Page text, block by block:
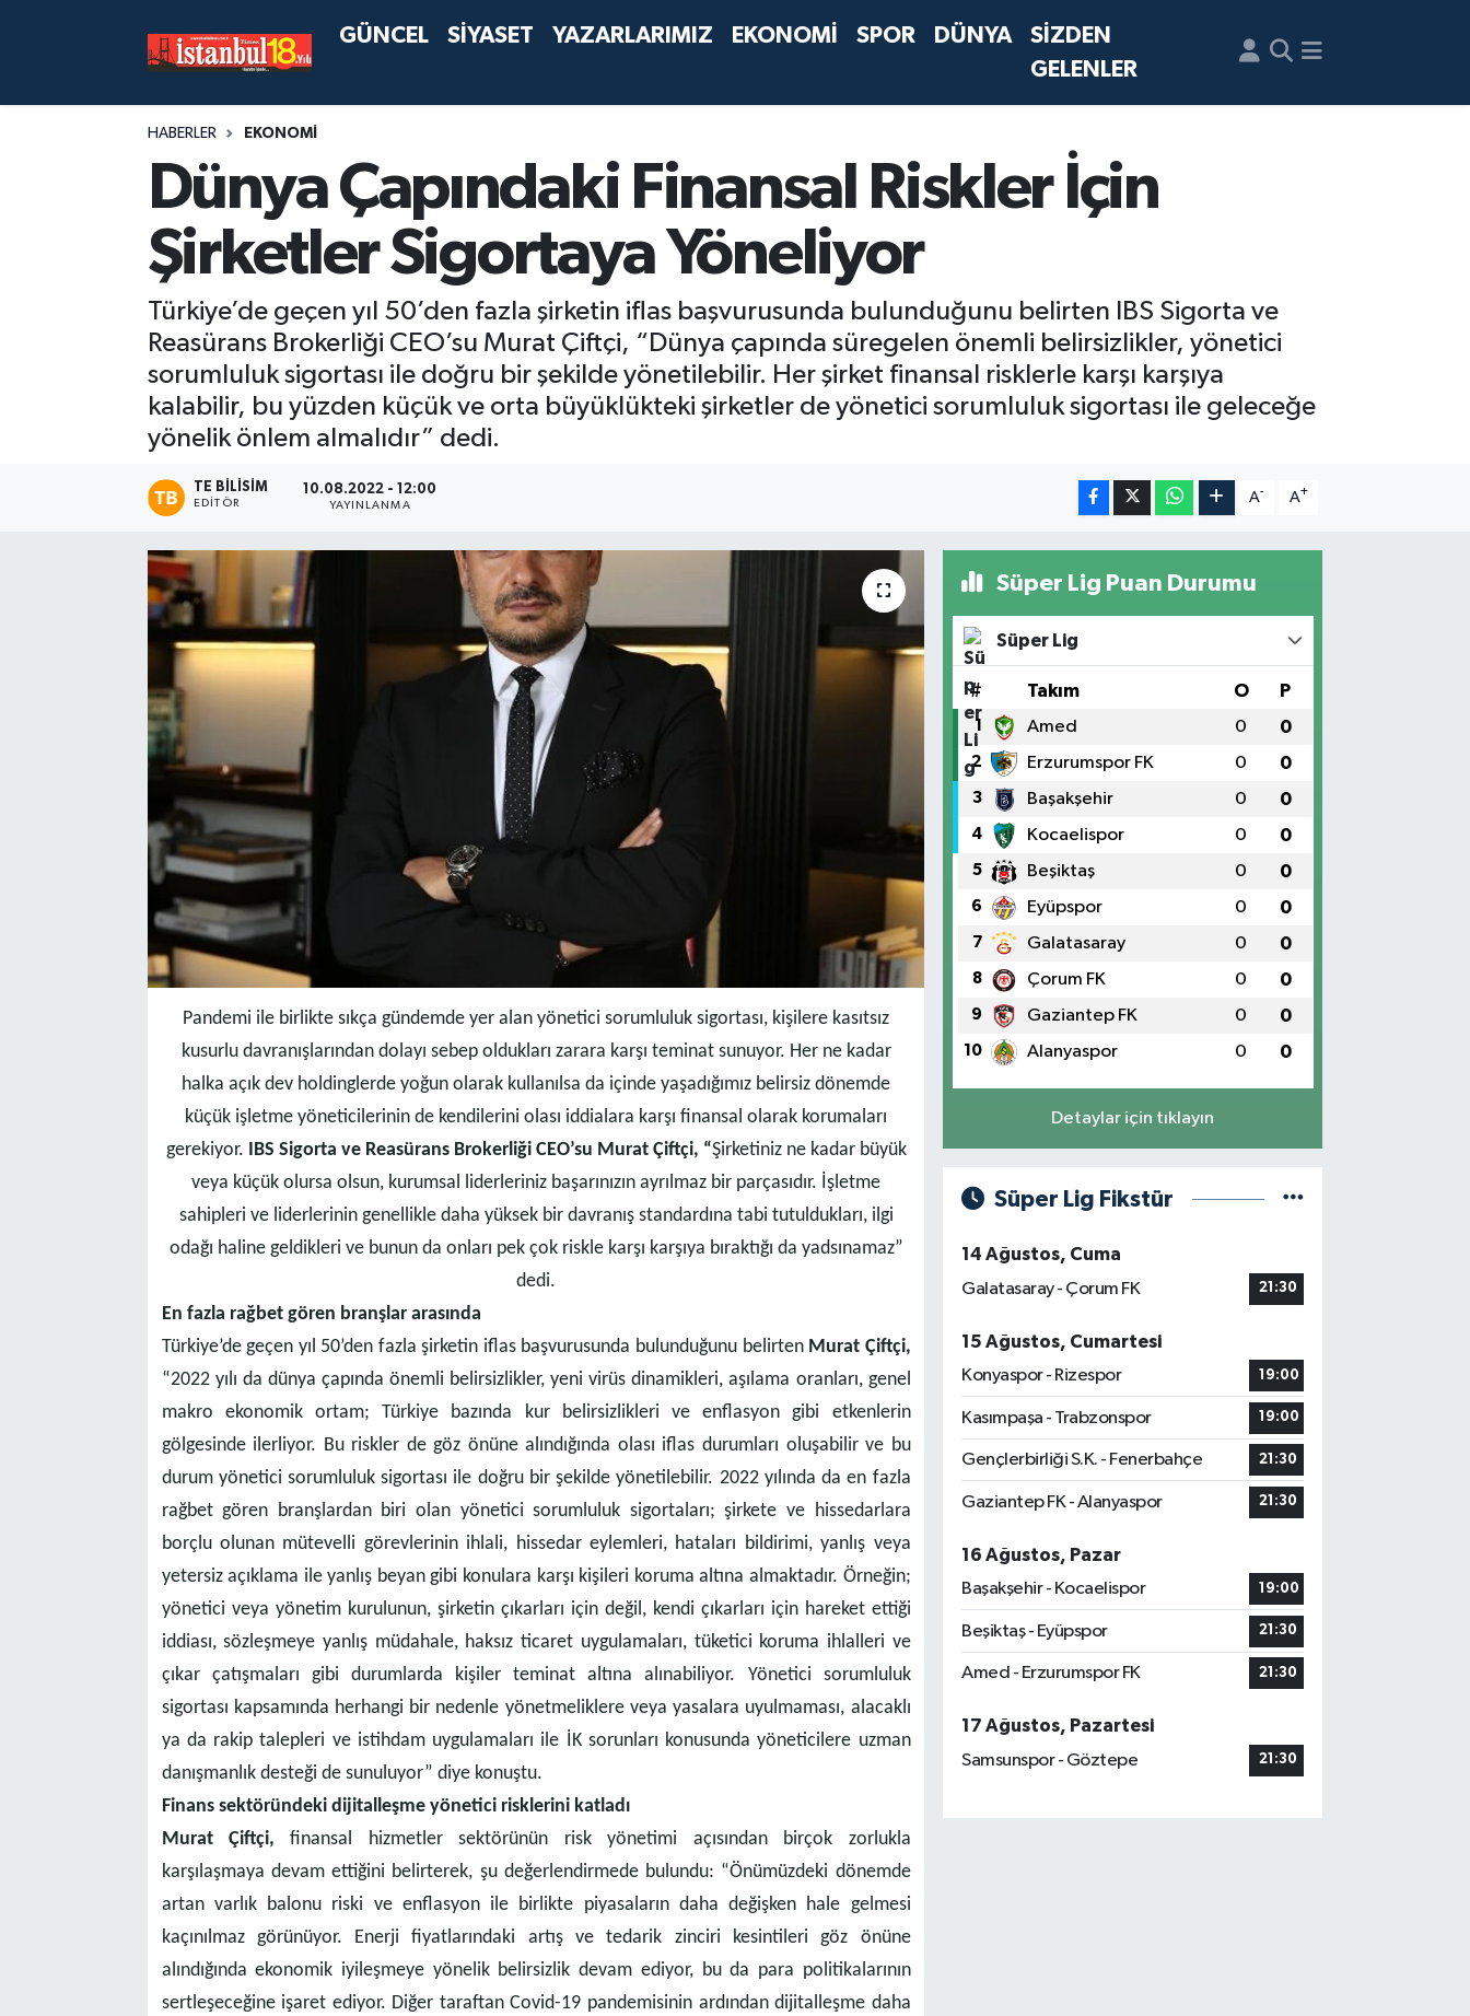
GÜNCEL SİYASET YAZARLARIMIZ EKONOMİ SPOR DÜNYA
SİZDEN
GELENLER
HABERLER EKONOMİ
Dünya Çapındaki Finansal Riskler İçin
Şirketler Sigortaya Yöneliyor
Türkiye’de geçen yıl 50’den fazla şirketin iflas başvurusunda bulunduğunu belirten IBS Sigorta ve
Reasürans Brokerliği CEO’su Murat Çiftçi, “Dünya çapında süregelen önemli belirsizlikler, yönetici
sorumluluk sigortası ile doğru bir şekilde yönetilebilir. Her şirket finansal risklerle karşı karşıya
kalabilir, bu yüzden küçük ve orta büyüklükteki şirketler de yönetici sorumluluk sigortası ile geleceğe
yönelik önlem almalıdır” dedi.
TE BILISIM
EDITÖR
10.08.2022 - 12:00
YAYINLANMA
A- A+
Pandemi ile birlikte sıkça gündemde yer alan yönetici sorumluluk sigortası, kişilere kasıtsız
kusurlu davranışlarından dolayı sebep oldukları zarara karşı teminat sunuyor. Her ne kadar
halka açık dev holdinglerde yoğun olarak kullanılsa da içinde yaşadığımız belirsiz dönemde
küçük işletme yöneticilerinin de kendilerini olası iddialara karşı finansal olarak korumaları
gerekiyor. IBS Sigorta ve Reasürans Brokerliği CEO’su Murat Çiftçi, “Şirketiniz ne kadar büyük
veya küçük olursa olsun, kurumsal liderleriniz başarınızın ayrılmaz bir parçasıdır. İşletme
sahipleri ve liderlerinin genellikle daha yüksek bir davranış standardına tabi tutuldukları, ilgi
odağı haline geldikleri ve bunun da onları pek çok riskle karşı karşıya bıraktığı da yadsınamaz”
dedi.
En fazla rağbet gören branşlar arasında
Türkiye’de geçen yıl 50’den fazla şirketin iflas başvurusunda bulunduğunu belirten Murat Çiftçi,
“2022 yılı da dünya çapında önemli belirsizlikler, yeni virüs dinamikleri, aşılama oranları, genel
makro ekonomik ortam; Türkiye bazında kur belirsizlikleri ve enflasyon gibi etkenlerin
gölgesinde ilerliyor. Bu riskler de göz önüne alındığında olası iflas durumları oluşabilir ve bu
durum yönetici sorumluluk sigortası ile doğru bir şekilde yönetilebilir. 2022 yılında da en fazla
rağbet gören branşlardan biri olan yönetici sorumluluk sigortaları; şirkete ve hissedarlara
borçlu olunan mütevelli görevlerinin ihlali, hissedar eylemleri, hataları bildirimi, yanlış veya
yetersiz açıklama ile yanlış beyan gibi konulara karşı kişileri koruma altına almaktadır. Örneğin;
yönetici veya yönetim kurulunun, şirketin çıkarları için değil, kendi çıkarları için hareket ettiği
iddiası, sözleşmeye yanlış müdahale, haksız ticaret uygulamaları, tüketici koruma ihlalleri ve
çıkar çatışmaları gibi durumlarda kişiler teminat altına alınabiliyor. Yönetici sorumluluk
sigortası kapsamında herhangi bir nedenle yönetmeliklere veya yasalara uyulmaması, alacaklı
ya da rakip talepleri ve istihdam uygulamaları ile İK sorunları konusunda yöneticilere uzman
danışmanlık desteği de sunuluyor” diye konuştu.
Finans sektöründeki dijitalleşme yönetici risklerini katladı
Murat Çiftçi, finansal hizmetler sektörünün risk yönetimi açısından birçok zorlukla
karşılaşmaya devam ettiğini belirterek, şu değerlendirmede bulundu: “Önümüzdeki dönemde
artan varlık balonu riski ve enflasyon ile birlikte piyasaların daha değişken hale gelmesi
kaçınılmaz görünüyor. Enerji fiyatlarındaki artış ve tedarik zinciri kesintileri göz önüne
alındığında ekonomik iyileşmeye yönelik belirsizlik devam ediyor, bu da para politikalarının
sertleşeceğine işaret ediyor. Diğer taraftan Covid-19 pandemisinin ardından dijitalleşme daha
Süper Lig Puan Durumu
Süper Lig
# Takım O P
1 Amed 0 0
2 Erzurumspor FK 0 0
3 Başakşehir 0 0
4 Kocaelispor 0 0
5 Beşiktaş 0 0
6 Eyüpspor 0 0
7 Galatasaray 0 0
8 Çorum FK 0 0
9 Gaziantep FK 0 0
10 Alanyaspor 0 0
Detaylar için tıklayın
Süper Lig Fikstür
14 Ağustos, Cuma
Galatasaray - Çorum FK
21:30
15 Ağustos, Cumartesi
Konyaspor - Rizespor
19:00
Kasımpaşa - Trabzonspor 19:00
Gençlerbirliği S.K. - Fenerbahçe 21:30
Gaziantep FK - Alanyaspor 21:30
16 Ağustos, Pazar
Başakşehir - Kocaelispor
19:00
Beşiktaş - Eyüpspor 21:30
Amed - Erzurumspor FK 21:30
17 Ağustos, Pazartesi
Samsunspor - Göztepe
21:30